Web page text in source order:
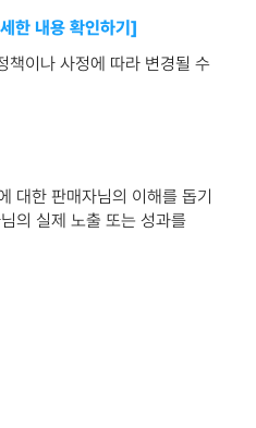
한 내용 확인하기]
책이나 사정에 따라 변경될 수
대한 판매자님의 이해를 돕기
의 실제 노출 또는 성과를